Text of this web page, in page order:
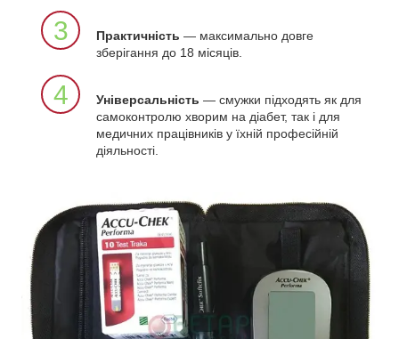
3 Практичність — максимально довге
зберігання до 18 місяців.
4 Універсальність — смужки підходять як для
самоконтролю хворим на діабет, так і для
медичних працівників у їхній професійній
діяльності.